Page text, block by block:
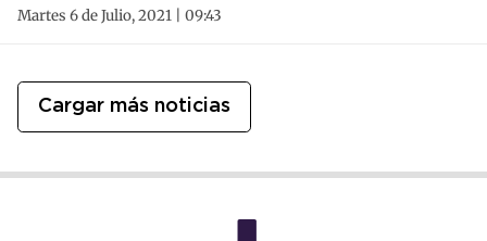
Martes 6 de Julio, 2021 | 09:43
Cargar más noticias